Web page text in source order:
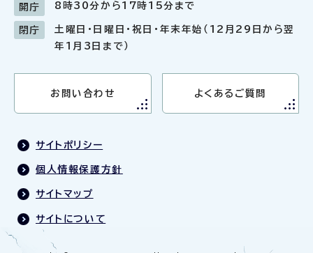
開庁 8時30分から17時15分まで
閉庁
土曜日・日曜日・祝日・年末年始（12月29日から翌
年1月3日まで）
お問い合わせ よくあるご質問
サイトポリシー
個人情報保護方針
サイトマップ
サイトについて